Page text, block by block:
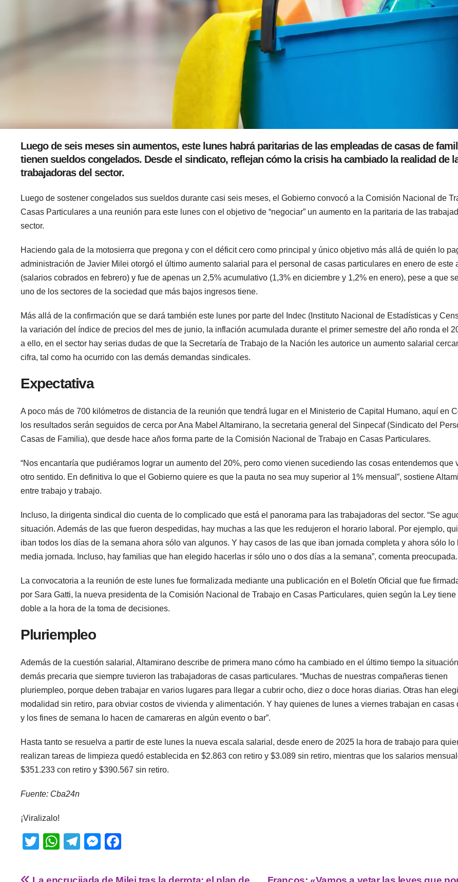
Luego de seis meses sin aumentos, este lunes habrá paritarias de las empleadas de casas de
tienen sueldos congelados. Desde el sindicato, reflejan cómo la crisis ha cambiado la realidad de
trabajadoras del sector.
Luego de sostener congelados sus sueldos durante casi seis meses, el Gobierno convocó a la Comisión Nacional de
Casas Particulares a una reunión para este lunes con el objetivo de “negociar” un aumento en la paritaria de las
sector.
Haciendo gala de la motosierra que pregona y con el déficit cero como principal y único objetivo más allá de quién lo
administración de Javier Milei otorgó el último aumento salarial para el personal de casas particulares en enero de este
(salarios cobrados en febrero) y fue de apenas un 2,5% acumulativo (1,3% en diciembre y 1,2% en enero), pese a que
uno de los sectores de la sociedad que más bajos ingresos tiene.
Más allá de la confirmación que se dará también este lunes por parte del Indec (Instituto Nacional de Estadísticas y
la variación del índice de precios del mes de junio, la inflación acumulada durante el primer semestre del año ronda el
a ello, en el sector hay serias dudas de que la Secretaría de Trabajo de la Nación les autorice un aumento salarial
cifra, tal como ha ocurrido con las demás demandas sindicales.
Expectativa
A poco más de 700 kilómetros de distancia de la reunión que tendrá lugar en el Ministerio de Capital Humano, aquí en
los resultados serán seguidos de cerca por Ana Mabel Altamirano, la secretaria general del Sinpecaf (Sindicato del
Casas de Familia), que desde hace años forma parte de la Comisión Nacional de Trabajo en Casas Particulares.
“Nos encantaría que pudiéramos lograr un aumento del 20%, pero como vienen sucediendo las cosas entendemos que
otro sentido. En definitiva lo que el Gobierno quiere es que la pauta no sea muy superior al 1% mensual”, sostiene
entre trabajo y trabajo.
Incluso, la dirigenta sindical dio cuenta de lo complicado que está el panorama para las trabajadoras del sector. “Se
situación. Además de las que fueron despedidas, hay muchas a las que les redujeron el horario laboral. Por ejemplo,
iban todos los días de la semana ahora sólo van algunos. Y hay casos de las que iban jornada completa y ahora sólo lo
media jornada. Incluso, hay familias que han elegido hacerlas ir sólo uno o dos días a la semana”, comenta preocupada.
La convocatoria a la reunión de este lunes fue formalizada mediante una publicación en el Boletín Oficial que fue
por Sara Gatti, la nueva presidenta de la Comisión Nacional de Trabajo en Casas Particulares, quien según la Ley tiene
doble a la hora de la toma de decisiones.
Pluriempleo
Además de la cuestión salarial, Altamirano describe de primera mano cómo ha cambiado en el último tiempo la
demás precaria que siempre tuvieron las trabajadoras de casas particulares. “Muchas de nuestras compañeras tienen
pluriempleo, porque deben trabajar en varios lugares para llegar a cubrir ocho, diez o doce horas diarias. Otras han
modalidad sin retiro, para obviar costos de vivienda y alimentación. Y hay quienes de lunes a viernes trabajan en casas
y los fines de semana lo hacen de camareras en algún evento o bar”.
Hasta tanto se resuelva a partir de este lunes la nueva escala salarial, desde enero de 2025 la hora de trabajo para
realizan tareas de limpieza quedó establecida en $2.863 con retiro y $3.089 sin retiro, mientras que los salarios
$351.233 con retiro y $390.567 sin retiro.
Fuente: Cba24n
¡Viralizalo!
T
tt
W
at
T
e
M
ss c